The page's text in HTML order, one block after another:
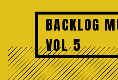
BACKLOG
VOL 5